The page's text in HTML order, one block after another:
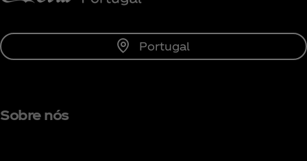
Portugal
Sobre nós